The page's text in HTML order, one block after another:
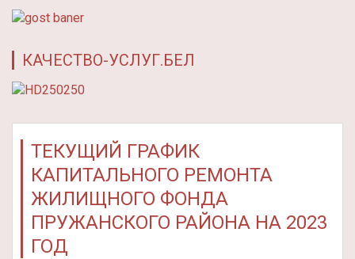
КАЧЕСТВО-УСЛУГ.БЕЛ
ТЕКУЩИЙ ГРАФИК
КАПИТАЛЬНОГО РЕМОНТА
ЖИЛИЩНОГО ФОНДА
ПРУЖАНСКОГО РАЙОНА НА 2023
ГОД